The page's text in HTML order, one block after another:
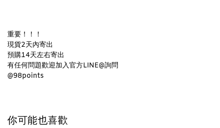
重要！ ！ ！
現貨2天內寄出
預購14天左右寄出
有任何問題歡迎加入官方LINE@詢問
@98points
你可能也喜歡